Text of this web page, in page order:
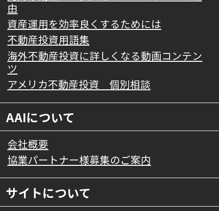
由
資産運用を効率良くするためには
不動産投資用語集
海外不動産投資に詳しくなる動画コンテン
ツ
アメリカ不動産投資 個別相談
AAIについて
会社概要
協業パートナー様募集のご案内
サイトについて